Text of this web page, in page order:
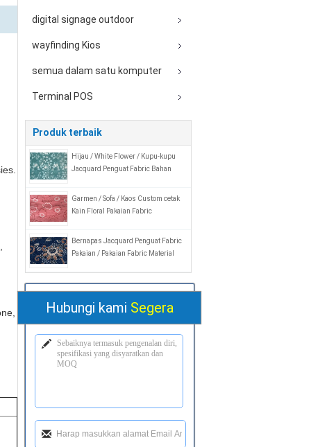
digital signage outdoor
wayfinding Kios
semua dalam satu komputer
Terminal POS
Produk terbaik
Hijau / White Flower / Kupu-kupu
Jacquard Penguat Fabric Bahan
Garmen / Sofa / Kaos Custom cetak
Kain Floral Pakaian Fabric
Bernapas Jacquard Penguat Fabric
Pakaian / Pakaian Fabric Material
Hubungi kami Segera